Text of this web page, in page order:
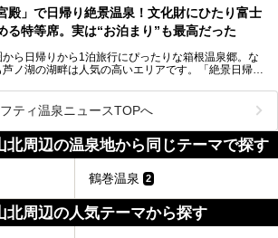
いう人も多いはず。
今回は、神奈川県内の人気施設26選を「安さ」「岩
駅近」など、目的別に厳選して紹介します。
分にぴったりの施設を見つけて、最高のリフレッシュ
仙石原プリンスホテル」と4軒あり、今回ご紹介する
プリンス 箱根芦ノ湖」は、その中でもフラッグシッ
艦）に位置づけられる特別なホテルです。
本を代表する建築家の一人、村野藤吾が芦ノ湖の畔
た桃源郷のようなホテルがここ。自家源泉の温泉や、
：株式会社西武・プリンスホテルズワールドワイド
事はザ・プリンス 箱根芦ノ湖のPR記事です。
殿」で日帰り絶景温泉！文化財にひたり富士
る特等席。実は“お泊まり”も最高だった
から日帰りから1泊旅行にぴったりな箱根温泉郷。な
ノ湖の湖畔は人気の高いエリアです。「絶景日帰り
めるまさに眺望自慢の日帰り温泉。
ここは全24室の「箱根 芦ノ湖畔蛸川温泉 龍宮殿」と
泊もできます。宿泊者は「龍宮殿本館」の営業時間に
、朝6時からの宿泊者専用時間帯にも「龍宮殿本館」
呂が利用できます。
日帰り温泉としての「絶景日帰り温泉 龍宮殿本館
、龍宮殿本館）」と、旅館としての「箱根 芦ノ湖畔
龍宮殿（以下、龍宮殿）」の両方の魅力をたっぷ
えします！
ティ温泉ニュースTOPへ
北周辺の温泉地から同じテーマで探す
鶴巻温泉 2
北周辺の人気テーマから探す